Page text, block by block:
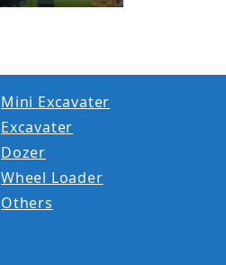
Mini Excavater
Excavater
Dozer
Wheel Loader
Others